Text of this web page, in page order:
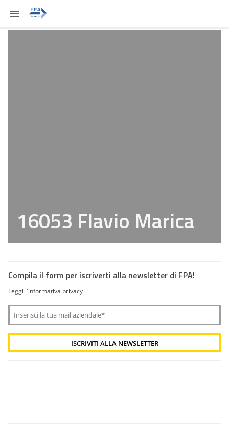
16053 Flavio Marica
Compila il form per iscriverti alla newsletter di FPA!
Leggi l'informativa privacy